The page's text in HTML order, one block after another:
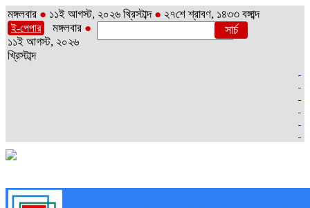
মঙ্গলবার ● ১১ই আগস্ট, ২০২৬ খ্রিস্টাব্দ ● ২৭শে শ্রাবণ, ১৪৩৩ বঙ্গাব্দ
ই-পেপার মঙ্গলবার ●
১১ই আগস্ট, ২০২৬
খ্রিস্টাব্দ